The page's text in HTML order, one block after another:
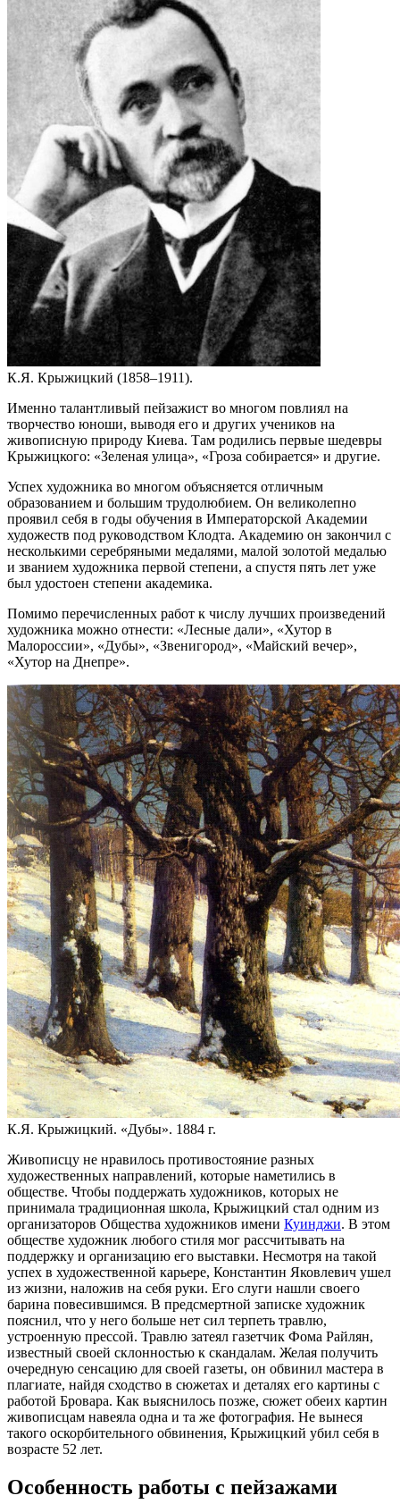
К.Я. Крыжицкий (1858–1911).
Именно талантливый пейзажист во многом повлиял на
творчество юноши, выводя его и других учеников на
живописную природу Киева. Там родились первые шедевры
Крыжицкого: «Зеленая улица», «Гроза собирается» и другие.
Успех художника во многом объясняется отличным
образованием и большим трудолюбием. Он великолепно
проявил себя в годы обучения в Императорской Академии
художеств под руководством Клодта. Академию он закончил с
несколькими серебряными медалями, малой золотой медалью
и званием художника первой степени, а спустя пять лет уже
был удостоен степени академика.
Помимо перечисленных работ к числу лучших произведений
художника можно отнести: «Лесные дали», «Хутор в
Малороссии», «Дубы», «Звенигород», «Майский вечер»,
«Хутор на Днепре».
К.Я. Крыжицкий. «Дубы». 1884 г.
Живописцу не нравилось противостояние разных
художественных направлений, которые наметились в
обществе. Чтобы поддержать художников, которых не
принимала традиционная школа, Крыжицкий стал одним из
организаторов Общества художников имени Куинджи. В этом
обществе художник любого стиля мог рассчитывать на
поддержку и организацию его выставки. Несмотря на такой
успех в художественной карьере, Константин Яковлевич ушел
из жизни, наложив на себя руки. Его слуги нашли своего
барина повесившимся. В предсмертной записке художник
пояснил, что у него больше нет сил терпеть травлю,
устроенную прессой. Травлю затеял газетчик Фома Райлян,
известный своей склонностью к скандалам. Желая получить
очередную сенсацию для своей газеты, он обвинил мастера в
плагиате, найдя сходство в сюжетах и деталях его картины с
работой Бровара. Как выяснилось позже, сюжет обеих картин
живописцам навеяла одна и та же фотография. Не вынеся
такого оскорбительного обвинения, Крыжицкий убил себя в
возрасте 52 лет.
Особенность работы с пейзажами